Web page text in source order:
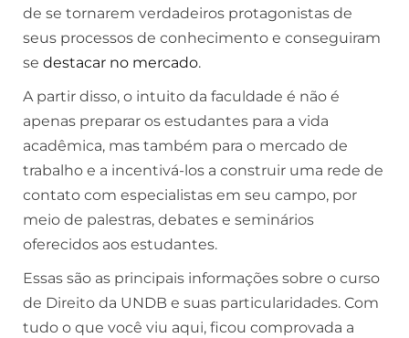
de se tornarem verdadeiros protagonistas de
seus processos de conhecimento e conseguiram
se destacar no mercado.
A partir disso, o intuito da faculdade é não é
apenas preparar os estudantes para a vida
acadêmica, mas também para o mercado de
trabalho e a incentivá-los a construir uma rede de
contato com especialistas em seu campo, por
meio de palestras, debates e seminários
oferecidos aos estudantes.
Essas são as principais informações sobre o curso
de Direito da UNDB e suas particularidades. Com
tudo o que você viu aqui, ficou comprovada a